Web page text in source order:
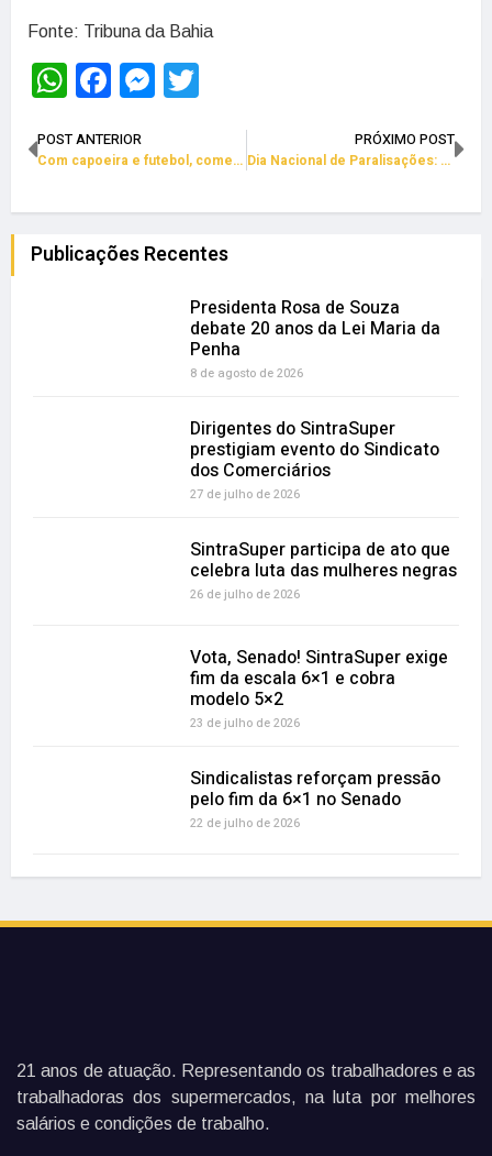
Fonte: Tribuna da Bahia
WhatsApp
Facebook
Messenger
POST ANTERIOR
Com capoeira e futebol, comerciários ocupam o Shopping da Bahia
PRÓXIMO POST
Dia Nacional de Paralisações: Milhares de baianos junto ao Sindicato dos Comerciários foram às ruas dizer “Fora, Temer”
Publicações Recentes
Presidenta Rosa de Souza
debate 20 anos da Lei Maria da
Penha
8 de agosto de 2026
Dirigentes do SintraSuper
prestigiam evento do Sindicato
dos Comerciários
27 de julho de 2026
SintraSuper participa de ato que
celebra luta das mulheres negras
26 de julho de 2026
Vota, Senado! SintraSuper exige
fim da escala 6×1 e cobra
modelo 5×2
23 de julho de 2026
Sindicalistas reforçam pressão
pelo fim da 6×1 no Senado
22 de julho de 2026
21 anos de atuação. Representando os trabalhadores e as
trabalhadoras dos supermercados, na luta por melhores
salários e condições de trabalho.